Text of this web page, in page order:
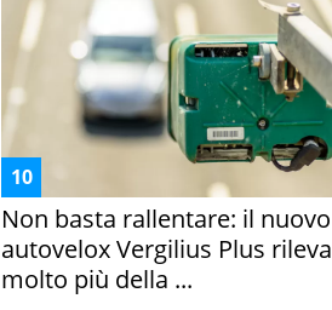
Non basta rallentare: il nuovo
autovelox Vergilius Plus rileva
molto più della ...